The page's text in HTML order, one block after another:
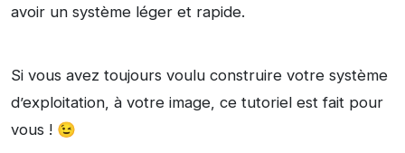
avoir un système léger et rapide.
Si vous avez toujours voulu construire votre système
d’exploitation, à votre image, ce tutoriel est fait pour
vous ! 😉